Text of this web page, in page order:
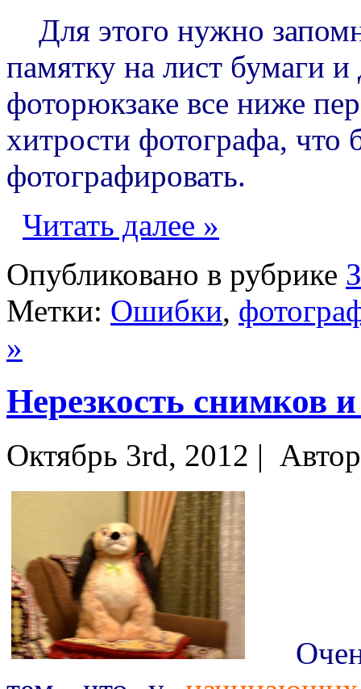
Для этого нужно
памятку на лист бумаги и
фоторюкзаке все ниже
хитрости фотографа, что
фотографировать.
Читать далее »
Опубликовано в рубрике
Метки: Ошибки,
»
Нерезкость снимков
Октябрь 3rd, 2012 |